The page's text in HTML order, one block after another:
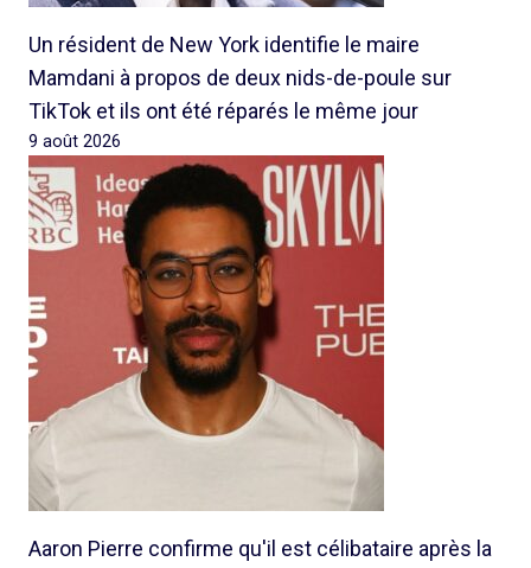
Un résident de New York identifie le maire
Mamdani à propos de deux nids-de-poule sur
TikTok et ils ont été réparés le même jour
9 août 2026
Aaron Pierre confirme qu'il est célibataire après la